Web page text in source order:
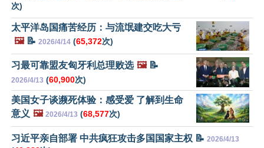
次)
太平洋岛国痛苦经历：与流氓建交吃大亏
🖼️📝 2026/4/14 (65,372次)
习最可靠盟友匈牙利总理败选 🖼️📝
2026/4/13 (60,900次)
美国女子谈濒死体验：感受爱 了解到生命
意义 🖼️ 2026/4/13 (68,577次)
习近平亲自部署 中共疯狂攻击多国国家主权 📝 2026/4/13